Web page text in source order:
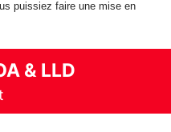
puissiez faire une mise en